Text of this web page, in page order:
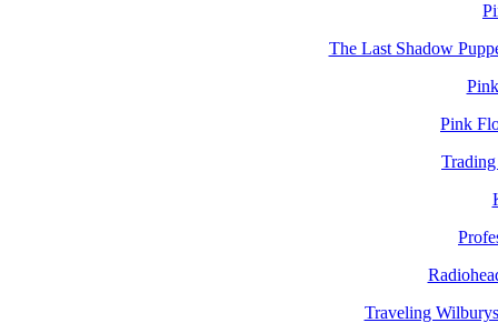
The Last Shadow
Pink
Trading
Traveling